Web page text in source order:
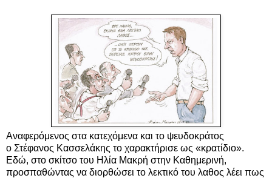
Αναφερόμενος στα κατεχόμενα και το ψευδοκράτος
ο Στέφανος Κασσελάκης το χαρακτήρισε ως «κρατίδιο».
Εδώ, στο σκίτσο του Ηλία Μακρή στην Καθημερινή,
προσπαθώντας να διορθώσει το λεκτικό του λαθος λέει πως